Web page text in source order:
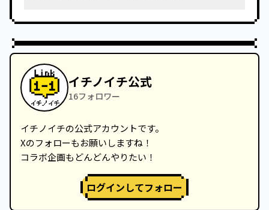
イチノイチ公式
16フォロワー
イチノイチの公式アカウントです。
Xのフォローもお願いしますね！
コラボ企画もどんどんやりたい！
ログインしてフォロー